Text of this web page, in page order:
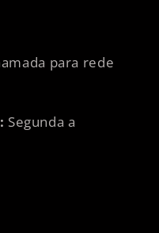
para rede
Segunda a